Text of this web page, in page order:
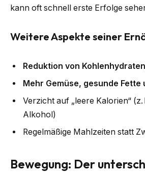
kann oft schnell erste Erfolge
Weitere Aspekte seiner
Reduktion von Kohlenhydraten
Mehr Gemüse, gesunde Fette
Verzicht auf „leere Kalorien“ (z.
Alkohol)
Regelmäßige Mahlzeiten statt
Bewegung: Der